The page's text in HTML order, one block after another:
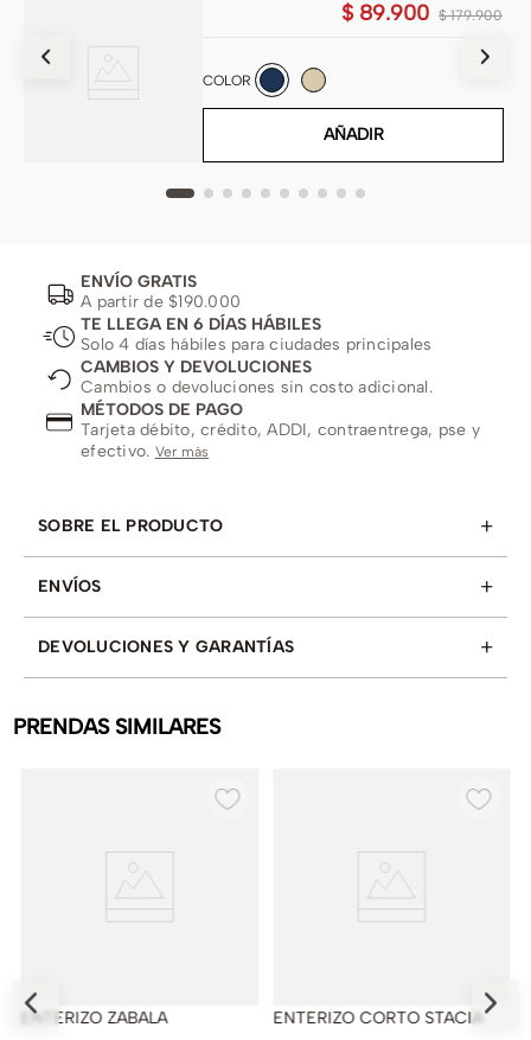
$ 179.900
$ 89.900
COLOR
AÑADIR
ENVÍO GRATIS
A partir de $190.000
TE LLEGA EN 6 DÍAS HÁBILES
Solo 4 días hábiles para ciudades principales
CAMBIOS Y DEVOLUCIONES
Cambios o devoluciones sin costo adicional.
MÉTODOS DE PAGO
Tarjeta débito, crédito, ADDI, contraentrega, pse y
efectivo. Ver más
SOBRE EL PRODUCTO +
ENVÍOS +
DEVOLUCIONES Y GARANTÍAS +
PRENDAS SIMILARES
ENTERIZO ZABALA
ENTERIZO CORTO STACIA